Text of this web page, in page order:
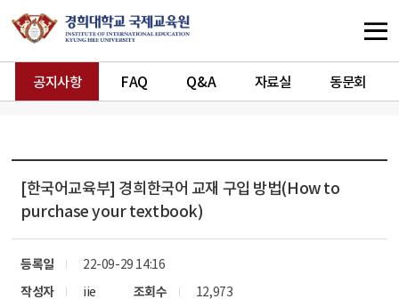
공지사항 FAQ Q&A 자료실 동문회
[한국어교육부] 경희한국어 교재 구입 방법(How to
purchase your textbook)
등록일
22-09-29 14:16
작성자
iie 조회수 12,973